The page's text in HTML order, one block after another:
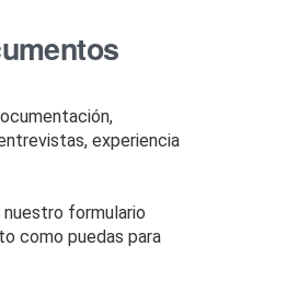
experiencia
formulario
como puedas para